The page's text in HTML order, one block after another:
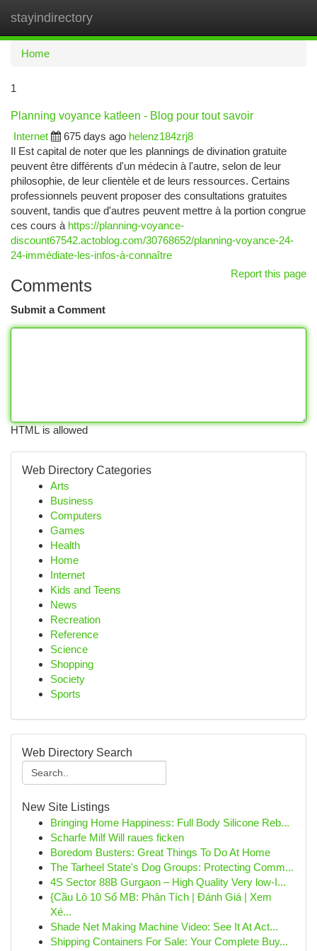
stayindirectory
Home
1
Planning voyance katleen - Blog pour tout savoir
Internet
675 days ago helenz184zrj8
Il Est capital de noter que les plannings de divination gratuite
peuvent être différents d'un médecin à l'autre, selon de leur
philosophie, de leur clientèle et de leurs ressources. Certains
professionnels peuvent proposer des consultations gratuites
souvent, tandis que d'autres peuvent mettre à la portion congrue
ces cours à https://planning-voyance-
discount67542.actoblog.com/30768652/planning-voyance-24-
24-immédiate-les-infos-à-connaître
Report this page
Comments
Submit a Comment
HTML is allowed
Web Directory Categories
Arts
Business
Computers
Games
Health
Home
Internet
Kids and Teens
News
Recreation
Reference
Science
Shopping
Society
Sports
Web Directory Search
New Site Listings
Bringing Home Happiness: Full Body Silicone Reb...
Scharfe Milf Will raues ficken
Boredom Busters: Great Things To Do At Home
The Tarheel State's Dog Groups: Protecting Comm...
4S Sector 88B Gurgaon – High Quality Very low-I...
{Cầu Lô 10 Số MB: Phân Tích | Đánh Giá | Xem
Xé...
Shade Net Making Machine Video: See It At Act...
Shipping Containers For Sale: Your Complete Buy...